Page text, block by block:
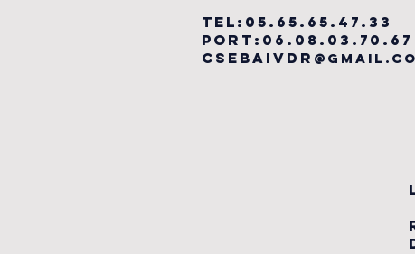
TEL:05.65.65.47.33
PORT:06.08.03.70.67
csebaivdr